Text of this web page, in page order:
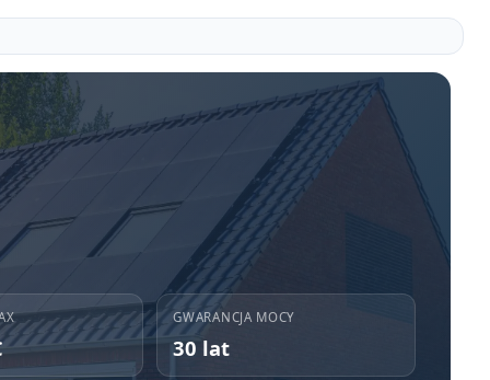
GWARANCJA MOCY
30 lat